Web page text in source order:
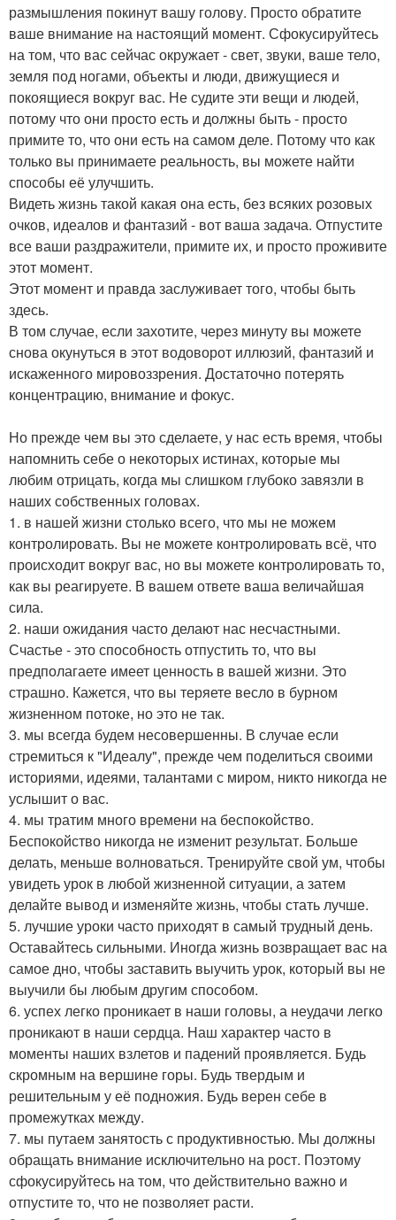
размышления покинут вашу голову. Просто обратите
ваше внимание на настоящий момент. Сфокусируйтесь
на том, что вас сейчас окружает - свет, звуки, ваше тело,
земля под ногами, объекты и люди, движущиеся и
покоящиеся вокруг вас. Не судите эти вещи и людей,
потому что они просто есть и должны быть - просто
примите то, что они есть на самом деле. Потому что как
только вы принимаете реальность, вы можете найти
способы её улучшить.
Видеть жизнь такой какая она есть, без всяких розовых
очков, идеалов и фантазий - вот ваша задача. Отпустите
все ваши раздражители, примите их, и просто проживите
этот момент.
Этот момент и правда заслуживает того, чтобы быть
здесь.
В том случае, если захотите, через минуту вы можете
снова окунуться в этот водоворот иллюзий, фантазий и
искаженного мировоззрения. Достаточно потерять
концентрацию, внимание и фокус.
Но прежде чем вы это сделаете, у нас есть время, чтобы
напомнить себе о некоторых истинах, которые мы
любим отрицать, когда мы слишком глубоко завязли в
наших собственных головах.
1. в нашей жизни столько всего, что мы не можем
контролировать. Вы не можете контролировать всё, что
происходит вокруг вас, но вы можете контролировать то,
как вы реагируете. В вашем ответе ваша величайшая
сила.
2. наши ожидания часто делают нас несчастными.
Счастье - это способность отпустить то, что вы
предполагаете имеет ценность в вашей жизни. Это
страшно. Кажется, что вы теряете весло в бурном
жизненном потоке, но это не так.
3. мы всегда будем несовершенны. В случае если
стремиться к "Идеалу", прежде чем поделиться своими
историями, идеями, талантами с миром, никто никогда не
услышит о вас.
4. мы тратим много времени на беспокойство.
Беспокойство никогда не изменит результат. Больше
делать, меньше волноваться. Тренируйте свой ум, чтобы
увидеть урок в любой жизненной ситуации, а затем
делайте вывод и изменяйте жизнь, чтобы стать лучше.
5. лучшие уроки часто приходят в самый трудный день.
Оставайтесь сильными. Иногда жизнь возвращает вас на
самое дно, чтобы заставить выучить урок, который вы не
выучили бы любым другим способом.
6. успех легко проникает в наши головы, а неудачи легко
проникают в наши сердца. Наш характер часто в
моменты наших взлетов и падений проявляется. Будь
скромным на вершине горы. Будь твердым и
решительным у её подножия. Будь верен себе в
промежутках между.
7. мы путаем занятость с продуктивностью. Мы должны
обращать внимание исключительно на рост. Поэтому
сфокусируйтесь на том, что действительно важно и
отпустите то, что не позволяет расти.